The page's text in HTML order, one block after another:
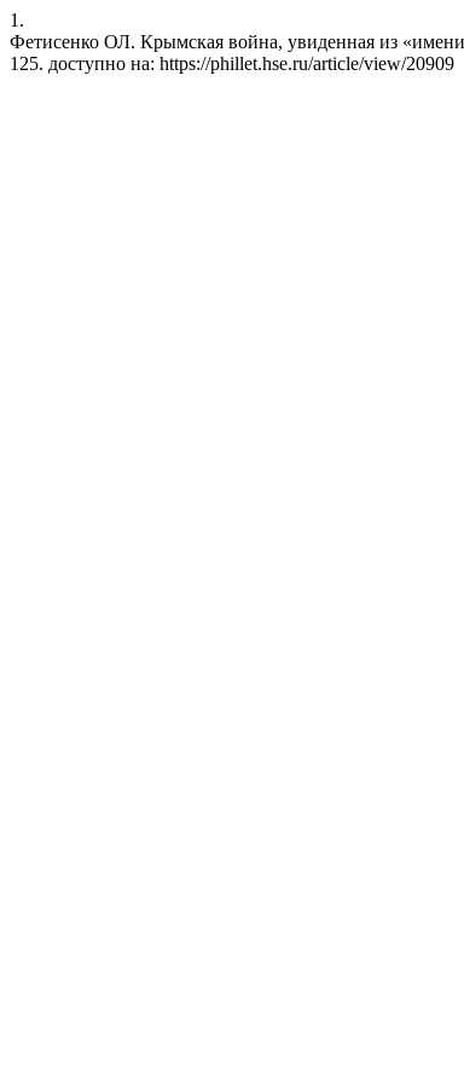
1.
Фетисенко ОЛ. Крымская война, увиденная из
125. доступно на: https://phillet.hse.ru/article/view/20909